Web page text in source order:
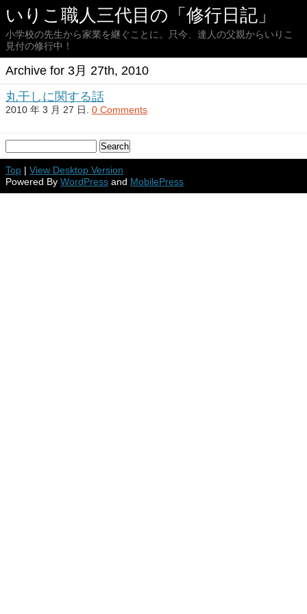
いりこ職人三代目の「修行日記」
小学校の先生から家業を継ぐことに。只今、達人の父親からいりこ
見付の修行中！
Archive for 3月 27th, 2010
丸干しに関する話
2010 年 3 月 27 日. 0 Comments
Top | View Desktop Version
Powered By WordPress and MobilePress